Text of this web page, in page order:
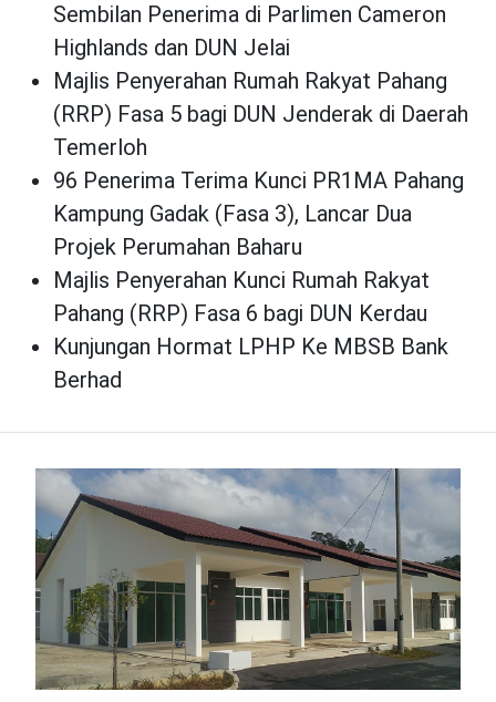
Sembilan Penerima di Parlimen Cameron
Highlands dan DUN Jelai
Majlis Penyerahan Rumah Rakyat Pahang
(RRP) Fasa 5 bagi DUN Jenderak di Daerah
Temerloh
96 Penerima Terima Kunci PR1MA Pahang
Kampung Gadak (Fasa 3), Lancar Dua
Projek Perumahan Baharu
Majlis Penyerahan Kunci Rumah Rakyat
Pahang (RRP) Fasa 6 bagi DUN Kerdau
Kunjungan Hormat LPHP Ke MBSB Bank
Berhad